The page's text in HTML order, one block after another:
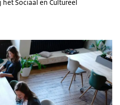
Sociaal en Cultureel